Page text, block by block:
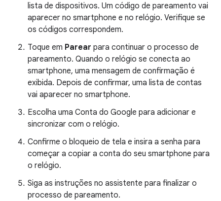
lista de dispositivos. Um código de pareamento vai
aparecer no smartphone e no relógio. Verifique se
os códigos correspondem.
Toque em Parear para continuar o processo de
pareamento. Quando o relógio se conecta ao
smartphone, uma mensagem de confirmação é
exibida. Depois de confirmar, uma lista de contas
vai aparecer no smartphone.
Escolha uma Conta do Google para adicionar e
sincronizar com o relógio.
Confirme o bloqueio de tela e insira a senha para
começar a copiar a conta do seu smartphone para
o relógio.
Siga as instruções no assistente para finalizar o
processo de pareamento.